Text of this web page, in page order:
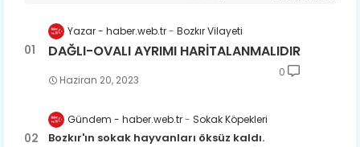
Yazar - haber.web.tr Bozkır Vilayeti
DAĞLI-OVALI AYRIMI HARİTALANMALIDIR
Haziran 20, 2023
0
Gündem - haber.web.tr Sokak Köpekleri
Bozkır'ın sokak hayvanları öksüz kaldı.